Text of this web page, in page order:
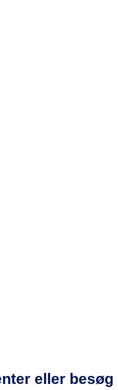
eller besøg